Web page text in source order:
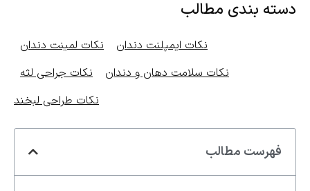
دسته بندی مطالب
نکات ایمپلنت دندان
نکات لمینت دندان
نکات سلامت دهان و دندان
نکات جراحی لثه
نکات طراحی لبخند
فهرست مطالب